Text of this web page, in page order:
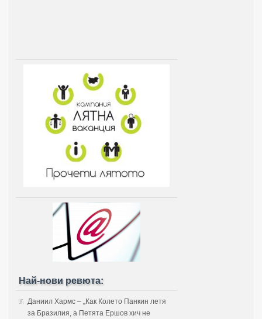
Най-нови ревюта:
Даниил Хармс – „Как Колето Панкин летя
за Бразилия, а Петята Ершов хич не